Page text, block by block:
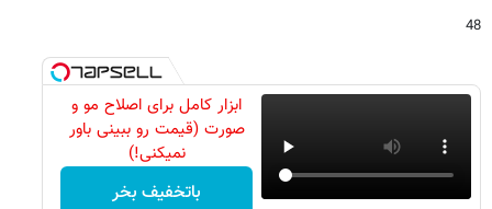
48
ابزار کامل برای اصلاح مو و
صورت (قیمت رو ببینی باور
نمیکنی!)
باتخفیف بخر